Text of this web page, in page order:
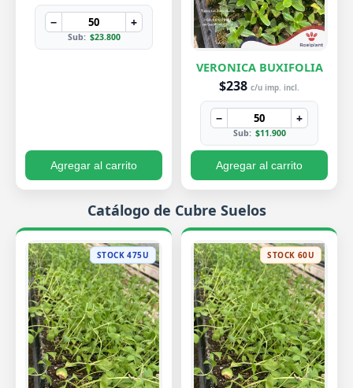
− +
Sub: $23.800
Agregar al carrito
VERONICA BUXIFOLIA
$238 c/u imp. incl.
− +
Sub: $11.900
Agregar al carrito
Catálogo de Cubre Suelos
STOCK 475U STOCK 60U